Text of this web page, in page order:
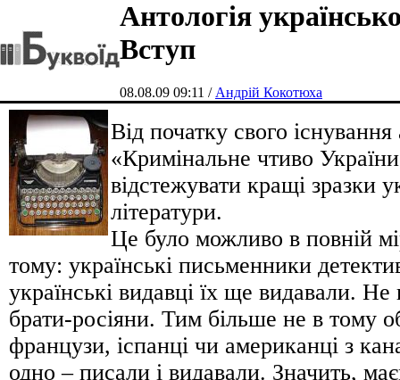
Антологія
Вступ
08.08.09 09:11 /Андрій Кокотюха
Від початку свого
«Кримінальне чтиво
відстежувати кращі зразки
літератури.
Це було можливо в повній
тому: українські письменники
українські видавці їх ще видавали. Не
брати-росіяни. Тим більше не в тому
французи, іспанці чи американці з
одно – писали і видавали. Значить,